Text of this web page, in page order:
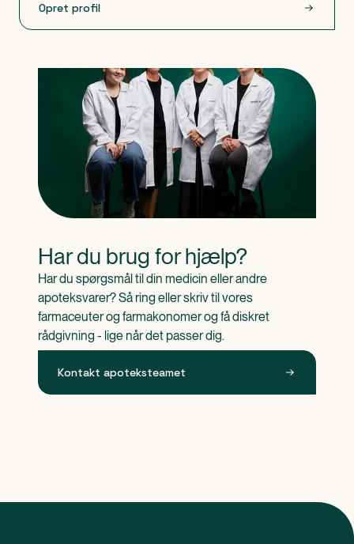
Opret profil
Har du brug for hjælp?
Har du spørgsmål til din medicin eller andre
apoteksvarer? Så ring eller skriv til vores
farmaceuter og farmakonomer og få diskret
rådgivning - lige når det passer dig.
Kontakt apoteksteamet